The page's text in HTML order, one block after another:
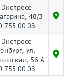
Экспресс
48/3
755 00 03
Экспресс
ул.
56 А
755 00 03